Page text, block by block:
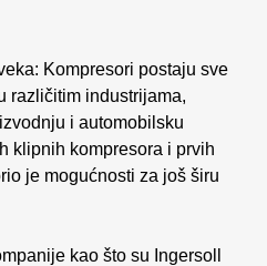
Kompresori postaju sve
različitim industrijama,
i automobilsku
klipnih kompresora i prvih
je mogućnosti za još širu
kao što su Ingersoll